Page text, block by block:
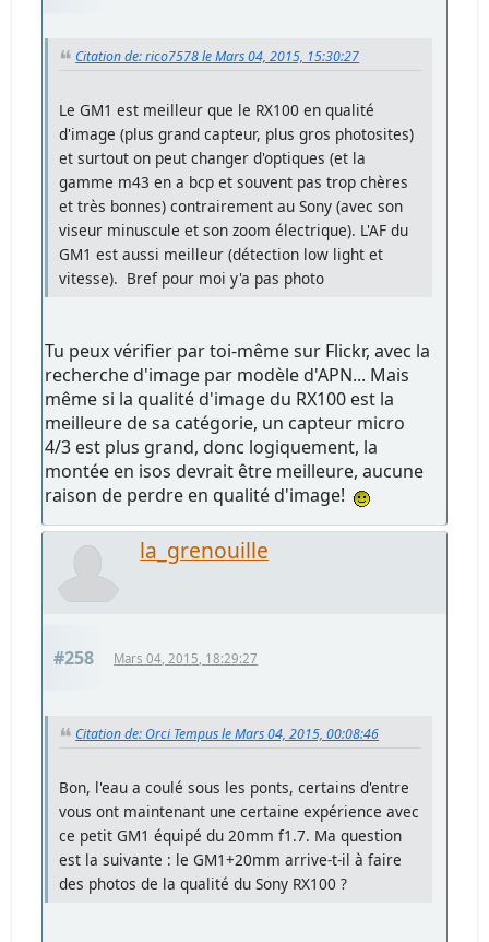
Citation de: rico7578 le Mars 04, 2015, 15:30:27
Le GM1 est meilleur que le RX100 en qualité
d'image (plus grand capteur, plus gros photosites)
et surtout on peut changer d'optiques (et la
gamme m43 en a bcp et souvent pas trop chères
et très bonnes) contrairement au Sony (avec son
viseur minuscule et son zoom électrique). L'AF du
GM1 est aussi meilleur (détection low light et
vitesse). Bref pour moi y'a pas photo
Tu peux vérifier par toi-même sur Flickr, avec la
recherche d'image par modèle d'APN... Mais
même si la qualité d'image du RX100 est la
meilleure de sa catégorie, un capteur micro
4/3 est plus grand, donc logiquement, la
montée en isos devrait être meilleure, aucune
raison de perdre en qualité d'image!
la_grenouille
#258 Mars 04, 2015, 18:29:27
Citation de: Orci Tempus le Mars 04, 2015, 00:08:46
Bon, l'eau a coulé sous les ponts, certains d'entre
vous ont maintenant une certaine expérience avec
ce petit GM1 équipé du 20mm f1.7. Ma question
est la suivante : le GM1+20mm arrive-t-il à faire
des photos de la qualité du Sony RX100 ?